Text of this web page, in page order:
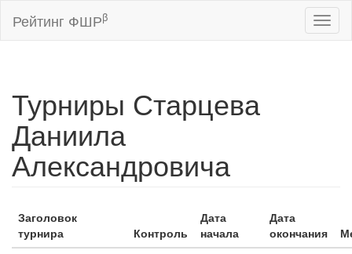
Рейтинг ФШРβ
Турниры Старцева
Даниила
Александровича
Заголовок
турнира
Контроль
Дата
начала
Дата
окончания